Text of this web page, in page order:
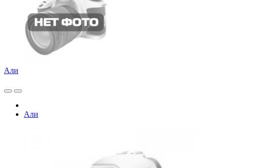
Али
Али